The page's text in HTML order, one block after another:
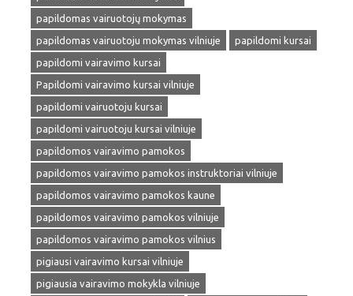
papildomas vairuotojų mokymas
papildomas vairuotoju mokymas vilniuje
papildomi kursai
papildomi vairavimo kursai
Papildomi vairavimo kursai vilniuje
papildomi vairuotoju kursai
papildomi vairuotoju kursai vilniuje
papildomos vairavimo pamokos
papildomos vairavimo pamokos instruktoriai vilniuje
papildomos vairavimo pamokos kaune
papildomos vairavimo pamokos vilniuje
papildomos vairavimo pamokos vilnius
pigiausi vairavimo kursai vilniuje
pigiausia vairavimo mokykla vilniuje